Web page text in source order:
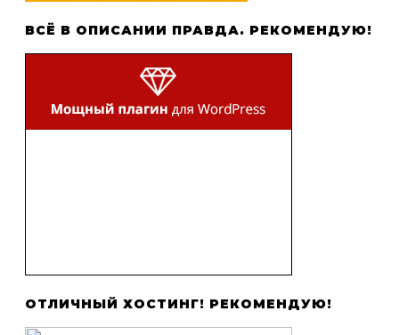
ВСЁ В ОПИСАНИИ ПРАВДА. РЕКОМЕНДУЮ!
ОТЛИЧНЫЙ ХОСТИНГ! РЕКОМЕНДУЮ!